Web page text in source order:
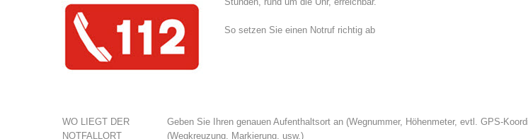
So setzen Sie einen Notruf richtig ab
WO LIEGT DER
NOTFALLORT
Geben Sie Ihren genauen Aufenthaltsort an (Wegnummer, Höhenmeter, evtl. GPS-
(Wegkreuzung, Markierung, usw.)